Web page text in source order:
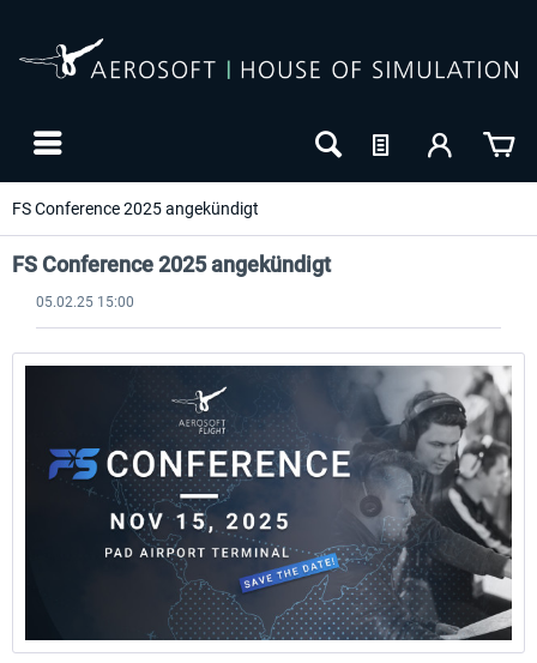
FS Conference 2025 angekündigt
FS Conference 2025 angekündigt
05.02.25 15:00